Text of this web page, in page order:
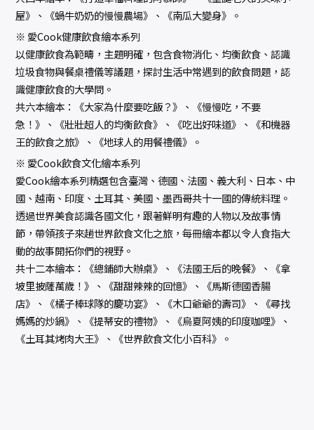
屋》、《蝸牛奶奶的慢慢農場》、《南瓜大變身》。
※ 愛Cook健康飲食繪本系列
以健康飲食為範疇，主題明確，包含食物消化、均衡飲食、認識
垃圾食物與餐桌禮儀等議題，探討生活中常遇到的飲食問題，認
識健康飲食的大學問。
共六本繪本：《大家為什麼要吃飯？》、《慢慢吃，不要
急！》、《壯壯超人的均衡飲食》、《吃出好味道》、《和機器
王的飲食之旅》、《地球人的用餐禮儀》。
※ 愛Cook飲食文化繪本系列
愛Cook繪本系列精選包含臺灣、德國、法國、義大利、日本、中
國、越南、印度、土耳其、美國、墨西哥共十一國的傳統料理。
透過世界美食認識各國文化，跟著鮮明有趣的人物以及故事情
節，帶領孩子來趟世界飲食文化之旅，每冊繪本都以令人食指大
動的故事開拓你們的視野。
共十二本繪本：《總鋪師大辦桌》、《法國王后的晚餐》、《拿
坡里披薩萬歲！》、《甜甜辣辣的回憶》、《馬斯德國香腸
店》、《橘子棒球隊的慶功宴》、《木口爺爺的壽司》、《尋找
媽媽的炒鍋》、《提蒂安的禮物》、《烏夏阿姨的印度咖哩》、
《土耳其烤肉大王》、《世界飲食文化小百科》。